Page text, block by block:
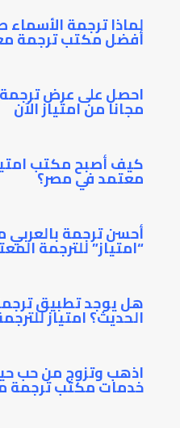
لماذا ترجمة
أفضل مكتب ترجمة
احصل على عرض
مجانا من امتياز الآن
كيف أصبح مكتب
معتمد في مصر؟
أحسن ترجمة
“امتياز” للترجمة
هل يوجد تطبيق
الحديث؟ امتياز
اذهب وتزوج من حب
خدمات مكتب ترجمة